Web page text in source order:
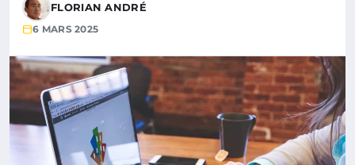
FLORIAN ANDRÉ
6 MARS 2025